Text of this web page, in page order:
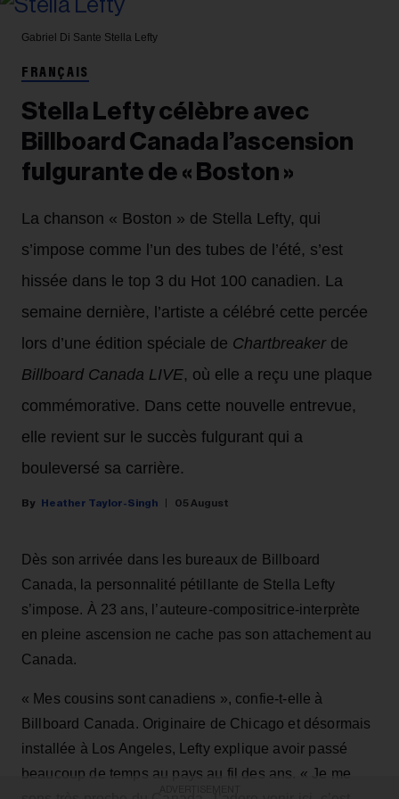
Gabriel Di Sante Stella Lefty
FRANÇAIS
Stella Lefty célèbre avec
Billboard Canada l’ascension
fulgurante de « Boston »
La chanson « Boston » de Stella Lefty, qui
s’impose comme l’un des tubes de l’été, s’est
hissée dans le top 3 du Hot 100 canadien. La
semaine dernière, l’artiste a célébré cette percée
lors d’une édition spéciale de Chartbreaker de
Billboard Canada LIVE, où elle a reçu une plaque
commémorative. Dans cette nouvelle entrevue,
elle revient sur le succès fulgurant qui a
bouleversé sa carrière.
Heather Taylor-Singh 05 August
Dès son arrivée dans les bureaux de Billboard
Canada, la personnalité pétillante de Stella Lefty
s’impose. À 23 ans, l’auteure-compositrice-interprète
en pleine ascension ne cache pas son attachement au
Canada.
« Mes cousins sont canadiens », confie-t-elle à
Billboard Canada. Originaire de Chicago et désormais
installée à Los Angeles, Lefty explique avoir passé
beaucoup de temps au pays au fil des ans. « Je me